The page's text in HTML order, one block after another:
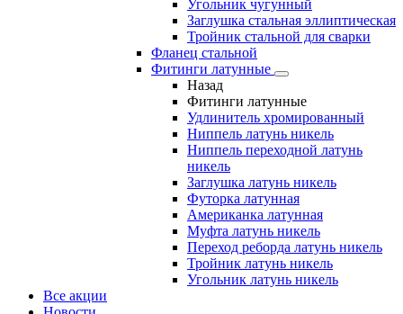
Угольник чугунный
Заглушка стальная эллиптическая
Тройник стальной для сварки
Фланец стальной
Фитинги латунные
Назад
Фитинги латунные
Удлинитель хромированный
Ниппель латунь никель
Ниппель переходной латунь
никель
Заглушка латунь никель
Футорка латунная
Американка латунная
Муфта латунь никель
Переход реборда латунь никель
Тройник латунь никель
Угольник латунь никель
Все акции